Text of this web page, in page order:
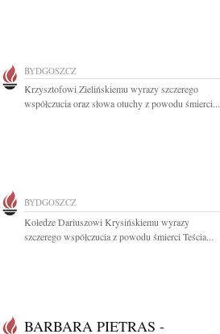
BYDGOSZCZ
Krzysztofowi Zielińskiemu wyrazy szczerego
współczucia oraz słowa otuchy z powodu śmierci...
BYDGOSZCZ
Koledze Dariuszowi Krysińskiemu wyrazy
szczerego współczucia z powodu śmierci Teścia...
BARBARA PIETRAS -